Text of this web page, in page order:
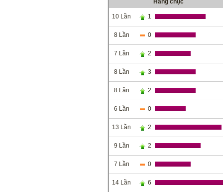
Hàng chục
10 Lần 1
8 Lần 0
7 Lần 2
8 Lần 3
8 Lần 2
6 Lần 0
13 Lần 2
9 Lần 2
7 Lần 0
14 Lần 6